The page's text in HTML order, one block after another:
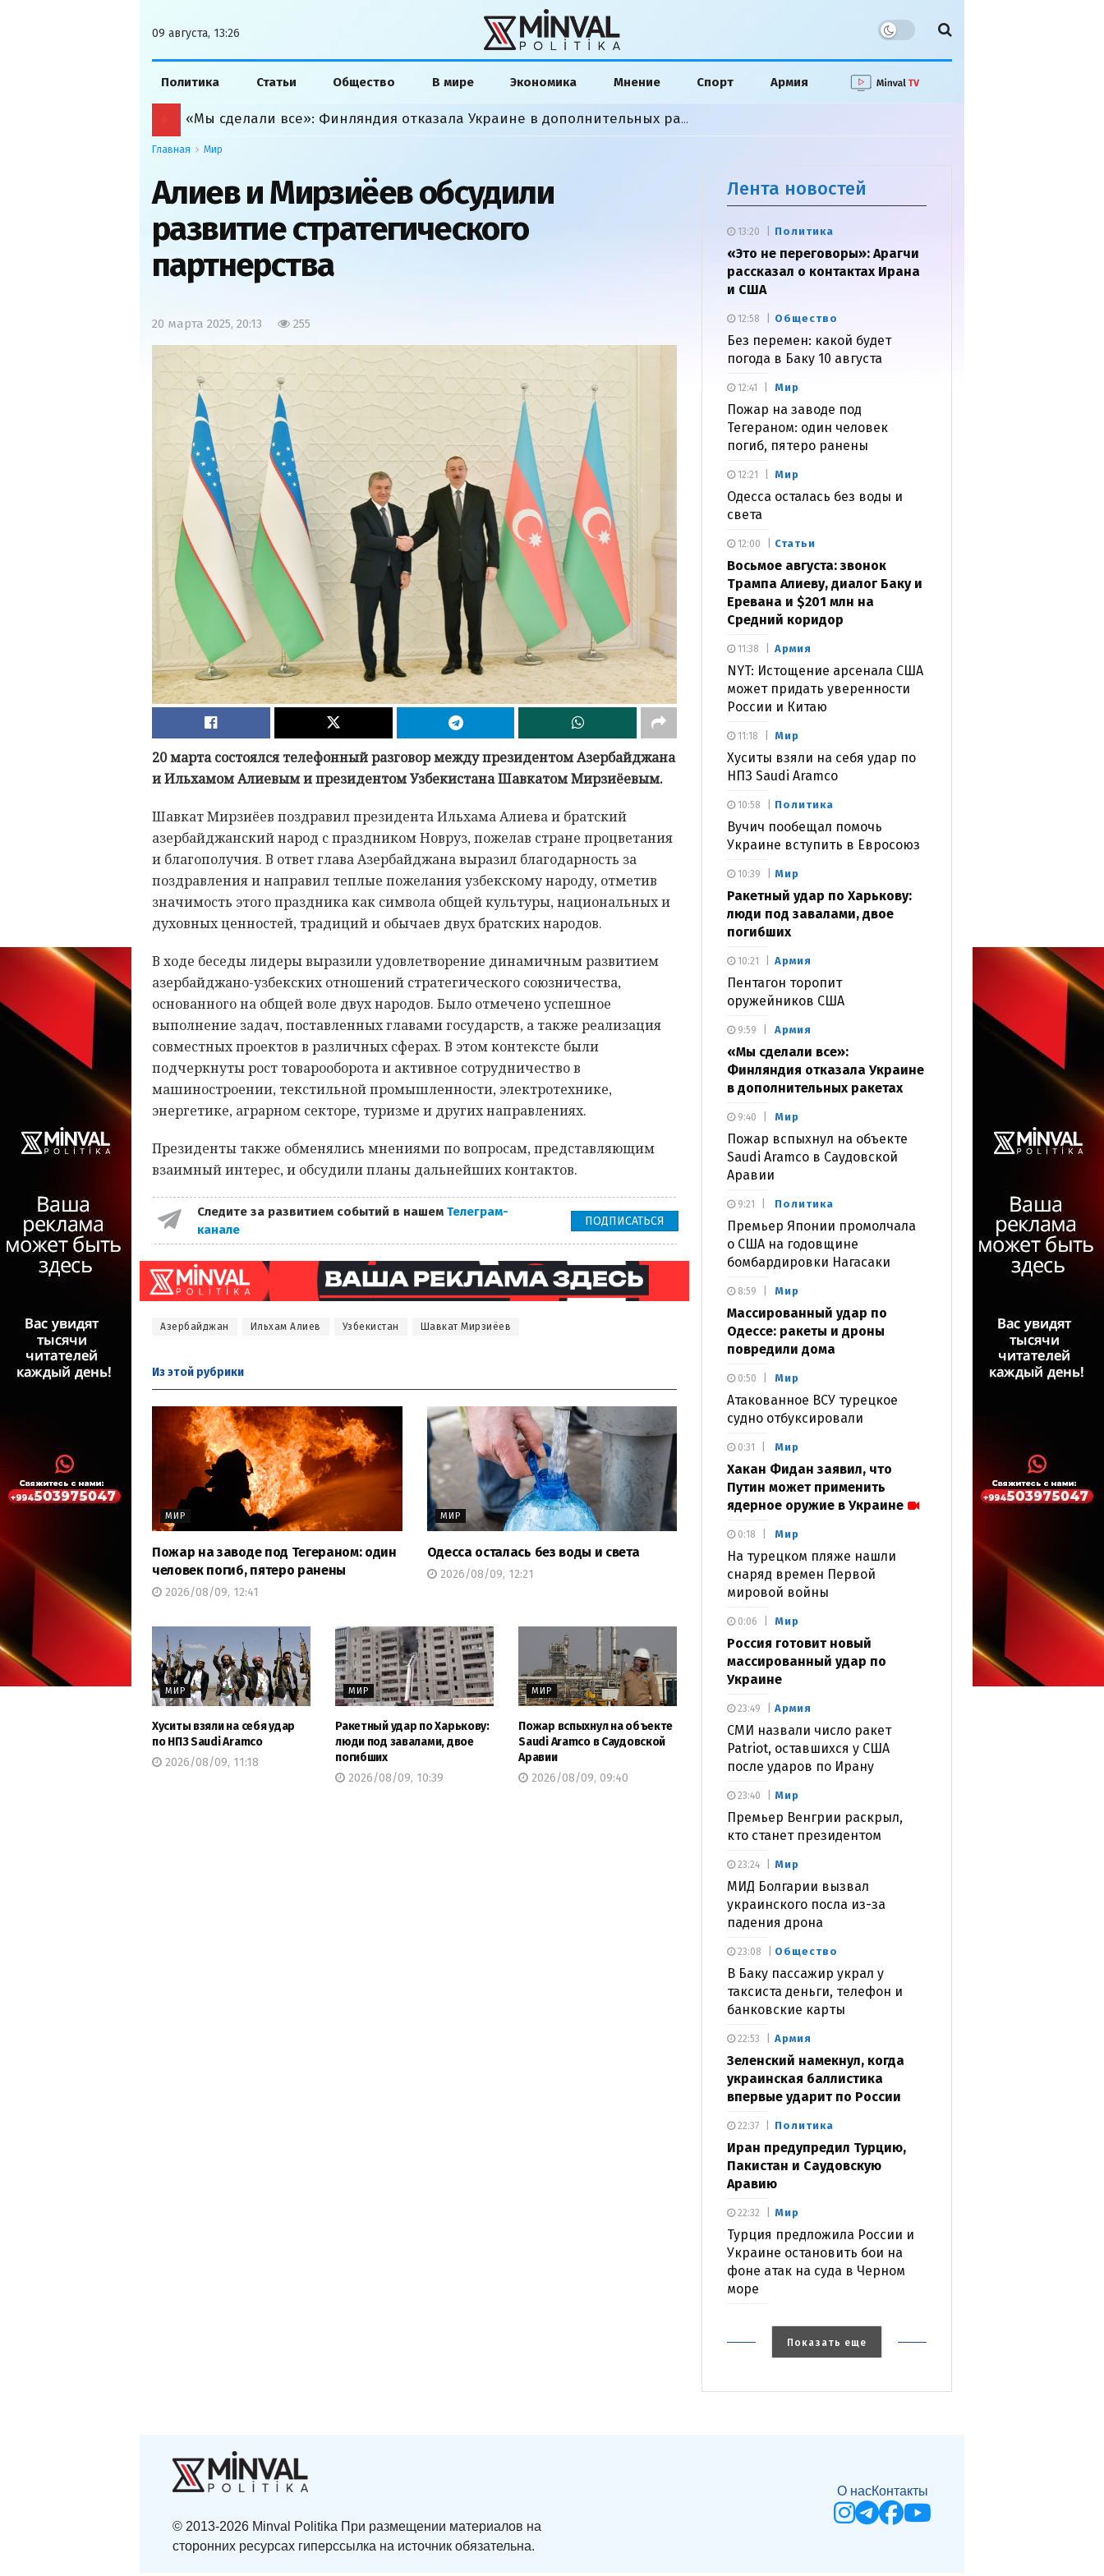
09 августа, 13:26
Политика Статьи Общество В мире Экономика Мнение Спорт Армия
«Мы сделали все»: Финляндия отказала Украине в дополнительных ракетах
Главная Мир
Алиев и Мирзиёев обсудили
развитие стратегического
партнерства
20 марта 2025, 20:13 255
20 марта состоялся телефонный разговор между президентом Азербайджана
и Ильхамом Алиевым и президентом Узбекистана Шавкатом Мирзиёевым.
Шавкат Мирзиёев поздравил президента Ильхама Алиева и братский
азербайджанский народ с праздником Новруз, пожелав стране процветания
и благополучия. В ответ глава Азербайджана выразил благодарность за
поздравления и направил теплые пожелания узбекскому народу, отметив
значимость этого праздника как символа общей культуры, национальных и
духовных ценностей, традиций и обычаев двух братских народов.
В ходе беседы лидеры выразили удовлетворение динамичным развитием
азербайджано-узбекских отношений стратегического союзничества,
основанного на общей воле двух народов. Было отмечено успешное
выполнение задач, поставленных главами государств, а также реализация
совместных проектов в различных сферах. В этом контексте были
подчеркнуты рост товарооборота и активное сотрудничество в
машиностроении, текстильной промышленности, электротехнике,
энергетике, аграрном секторе, туризме и других направлениях.
Президенты также обменялись мнениями по вопросам, представляющим
взаимный интерес, и обсудили планы дальнейших контактов.
Следите за развитием событий в нашем Телеграм-
канале
ПОДПИСАТЬСЯ
Азербайджан Ильхам Алиев Узбекистан Шавкат Мирзиёев
Из этой рубрики
МИР
Пожар на заводе под Тегераном: один
человек погиб, пятеро ранены
2026/08/09, 12:41
МИР
Одесса осталась без воды и света
2026/08/09, 12:21
МИР
Хуситы взяли на себя удар
по НПЗ Saudi Aramco
2026/08/09, 11:18
МИР
Ракетный удар по Харькову:
люди под завалами, двое
погибших
2026/08/09, 10:39
МИР
Пожар вспыхнул на объекте
Saudi Aramco в Саудовской
Аравии
2026/08/09, 09:40
Лента новостей
Политика
«Это не переговоры»: Арагчи
рассказал о контактах Ирана
и США
13:20
Общество
Без перемен: какой будет
погода в Баку 10 августа
12:58
Мир
Пожар на заводе под
Тегераном: один человек
погиб, пятеро ранены
12:41
Мир
Одесса осталась без воды и
света
12:21
Статьи
Восьмое августа: звонок
Трампа Алиеву, диалог Баку и
Еревана и $201 млн на
Средний коридор
12:00
Армия
NYT: Истощение арсенала США
может придать уверенности
России и Китаю
11:38
Мир
Хуситы взяли на себя удар по
НПЗ Saudi Aramco
11:18
Политика
Вучич пообещал помочь
Украине вступить в Евросоюз
10:58
Мир
Ракетный удар по Харькову:
люди под завалами, двое
погибших
10:39
Армия
Пентагон торопит
оружейников США
10:21
Армия
«Мы сделали все»:
Финляндия отказала Украине
в дополнительных ракетах
9:59
Мир
Пожар вспыхнул на объекте
Saudi Aramco в Саудовской
Аравии
9:40
Политика
Премьер Японии промолчала
о США на годовщине
бомбардировки Нагасаки
9:21
Мир
Массированный удар по
Одессе: ракеты и дроны
повредили дома
8:59
Мир
Атакованное ВСУ турецкое
судно отбуксировали
0:50
Мир
Хакан Фидан заявил, что
Путин может применить
ядерное оружие в Украине
0:31
Мир
На турецком пляже нашли
снаряд времен Первой
мировой войны
0:18
Мир
Россия готовит новый
массированный удар по
Украине
0:06
Армия
СМИ назвали число ракет
Patriot, оставшихся у США
после ударов по Ирану
23:49
Мир
Премьер Венгрии раскрыл,
кто станет президентом
23:40
Мир
МИД Болгарии вызвал
украинского посла из-за
падения дрона
23:24
Общество
В Баку пассажир украл у
таксиста деньги, телефон и
банковские карты
23:08
Армия
Зеленский намекнул, когда
украинская баллистика
впервые ударит по России
22:53
Политика
Иран предупредил Турцию,
Пакистан и Саудовскую
Аравию
22:37
Мир
Турция предложила России и
Украине остановить бои на
фоне атак на суда в Черном
море
22:32
Показать еще
© 2013-2026 Minval Politika При размещении материалов на
сторонних ресурсах гиперссылка на источник обязательна.
О насКонтакты